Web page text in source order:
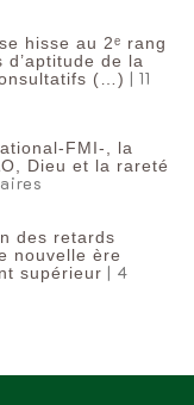
hisse au 2ᵉ rang
de la
(…) | 11
FMI-, la
Dieu et la rareté
des retards
nouvelle ère
supérieur | 4